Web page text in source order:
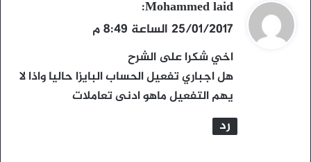
ي
ق
و
ل
Mohammed laid
:
25/01/2017 الساعة 8:49 م
اخي شكرا على الشرح
هل اجباري تفعيل الحساب البايزا حاليا واذا لا
يهم التفعيل ماهو ادنى تعاملات
رد